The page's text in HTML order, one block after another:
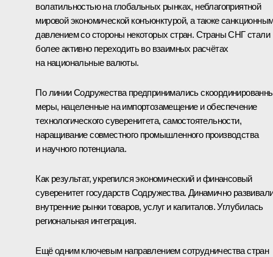
волатильностью на глобальных рынках, неблагоприятной
мировой экономической конъюнктурой, а также
давлением со стороны некоторых стран. Страны СНГ стали
более активно переходить во взаимных расчётах
на национальные валюты.
По линии Содружества предпринимались
меры, нацеленные на импортозамещение и обеспечение
технологического суверенитета, самостоятельности,
наращивание совместного промышленного производства
и научного потенциала.
Как результат, укрепился экономический и финансовый
суверенитет государств Содружества. Динамично
внутренние рынки товаров, услуг и капиталов. Углубилась
региональная интеграция.
Ещё одним ключевым направлением сотрудничества стран